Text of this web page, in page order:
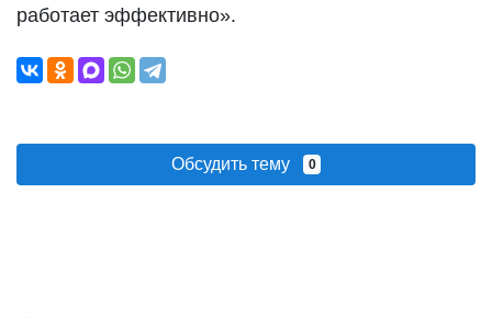
работает эффективно».
Обсудить тему 0